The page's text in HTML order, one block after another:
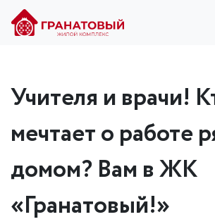
Учителя и врачи!
мечтает о работе
домом? Вам в ЖК
«Гранатовый!»